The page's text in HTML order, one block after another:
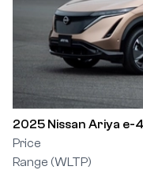
2025 Nissan Ariya e-
Price
Range (WLTP)